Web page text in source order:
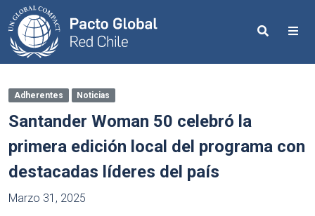
Search
Adherentes Noticias
Santander Woman 50 celebró la
primera edición local del programa con
destacadas líderes del país
Marzo 31, 2025